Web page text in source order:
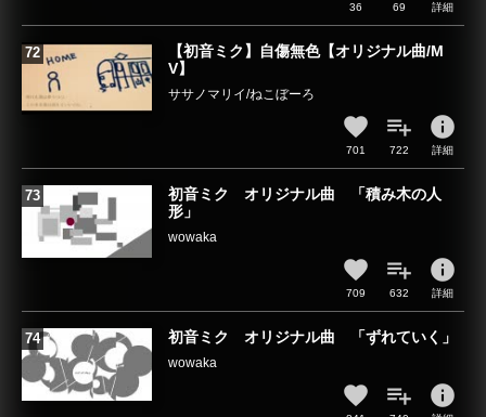
36 69 詳細
【初音ミク】自傷無色【オリジナル曲/M
V】
ササノマリイ/ねこぼーろ
701 722
info
詳細
初音ミク オリジナル曲 「積み木の人
形」
wowaka
709 632
info
詳細
初音ミク オリジナル曲 「ずれていく」
wowaka
info